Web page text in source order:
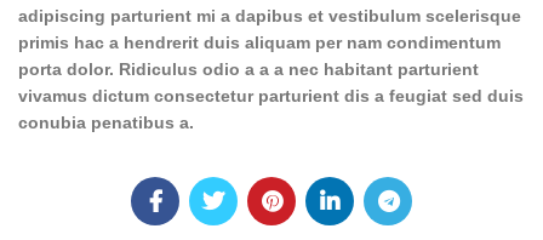
adipiscing parturient mi a dapibus et vestibulum scelerisque
primis hac a hendrerit duis aliquam per nam condimentum
porta dolor. Ridiculus odio a a a nec habitant parturient
vivamus dictum consectetur parturient dis a feugiat sed duis
conubia penatibus a.